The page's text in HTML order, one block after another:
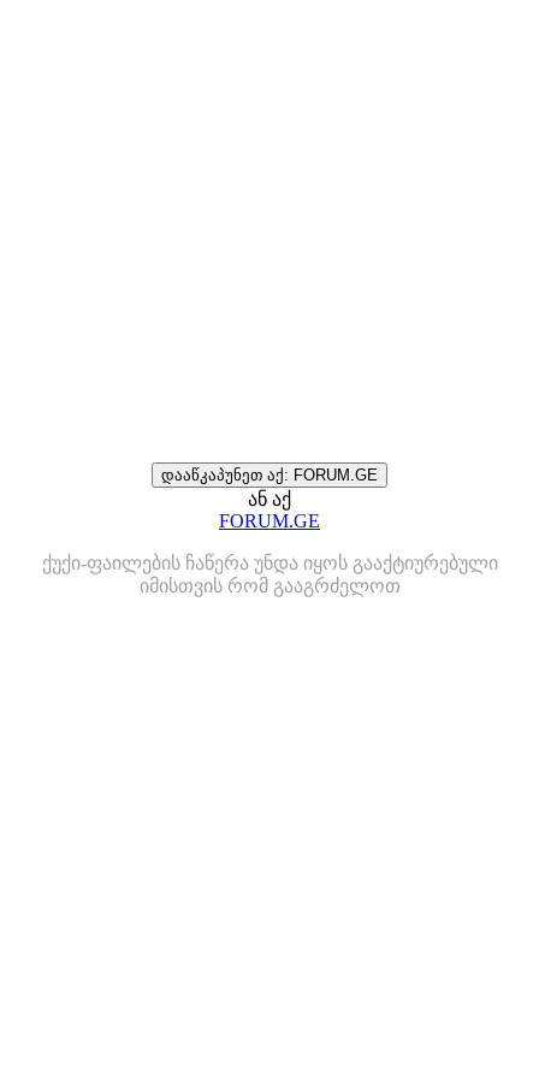
დააწკაპუნეთ აქ: FORUM.GE
ან აქ
FORUM.GE
ქუქი-ფაილების ჩაწერა უნდა იყოს გააქტიურებული
იმისთვის რომ გააგრძელოთ